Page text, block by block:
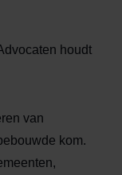
houdt
van
kom.